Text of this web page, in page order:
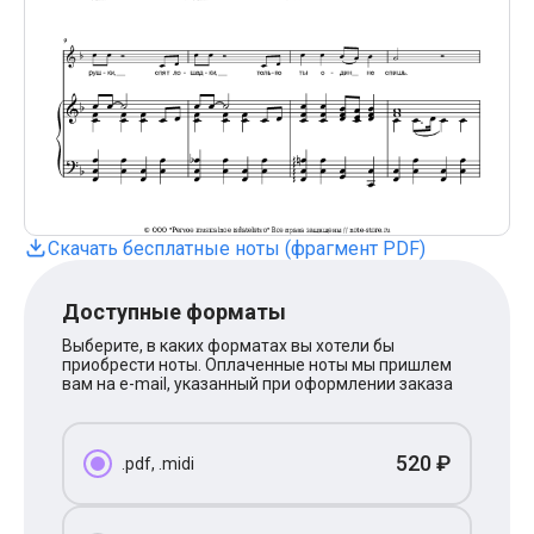
Ваня Дмитриенко
Анна Герман
Полина Гагарина
Монеточка
Ласковый Май
HammAli
HammAli & Navai
Тату
Billie Eilish
Алена Швец
Michael Jackson
Modern Talking
Руки Вверх
Тима Белорусских
Олег Газманов
Мария Чайковская
Скачать бесплатные ноты (фрагмент PDF)
Доступные форматы
Выберите, в каких форматах вы хотели бы
приобрести ноты. Оплаченные ноты мы пришлем
вам на e-mail, указанный при оформлении заказа
.pdf, .midi 520 ₽